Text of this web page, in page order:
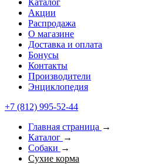
Каталог
Акции
Распродажа
О магазине
Доставка и оплата
Бонусы
Контакты
Производители
Энциклопедия
+7 (812) 995-52-44
Главная страница →
Каталог →
Собаки →
Сухие корма